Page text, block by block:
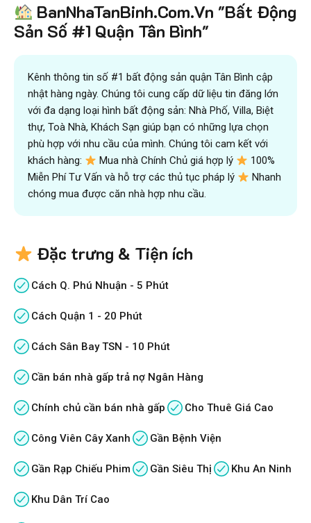
Tiết kiệmhơn 90% thời gian , mua bán được nhanh hơn
và kiếm được nhiều tiền hơn với sự trợ giúp đắc lực của
đội ngũ chuyên gia VICTORY REAL
Trên 10.500 Khách Hàng Đã Tìm Mua
Nhanh
BanNhaTanBinh.Com.Vn "Bất Động
Sản Số #1 Quận Tân Bình"
Kênh thông tin số #1 bất động sản quận Tân Bình cập
nhật hàng ngày. Chúng tôi cung cấp dữ liệu tin đăng lớn
với đa dạng loại hình bất động sản: Nhà Phố, Villa, Biệt
thự, Toà Nhà, Khách Sạn giúp bạn có những lựa chọn
phù hợp với nhu cầu của mình. Chúng tôi cam kết với
khách hàng:
Mua nhà Chính Chủ giá hợp lý
100%
Miễn Phí Tư Vấn và hỗ trợ các thủ tục pháp lý
Nhanh
chóng mua được căn nhà hợp nhu cầu.
Đặc trưng & Tiện ích
Cách Q. Phú Nhuận - 5 Phút
Cách Quận 1 - 20 Phút
Cách Sân Bay TSN - 10 Phút
Cần bán nhà gấp trả nợ Ngân Hàng
Chính chủ cần bán nhà gấp Cho Thuê Giá Cao
Công Viên Cây Xanh Gần Bệnh Viện
Gần Rạp Chiếu Phim Gần Siêu Thị Khu An Ninh
Khu Dân Trí Cao